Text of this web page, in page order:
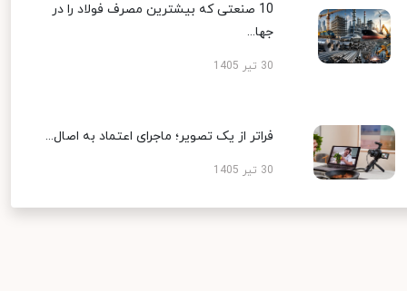
10 صنعتی که بیشترین مصرف فولاد را در
جها...
30 تیر 1405
فراتر از یک تصویر؛ ماجرای اعتماد به اصال...
30 تیر 1405